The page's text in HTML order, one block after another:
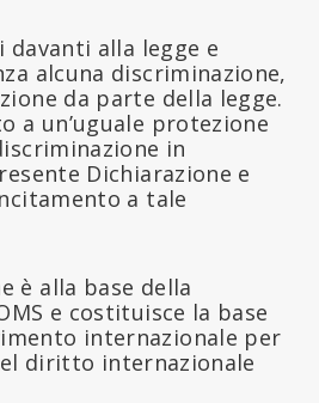
davanti alla legge e
alcuna discriminazione,
da parte della legge.
a un’uguale protezione
in
Dichiarazione e
a tale
è alla base della
e costituisce la base
internazionale per
diritto internazionale